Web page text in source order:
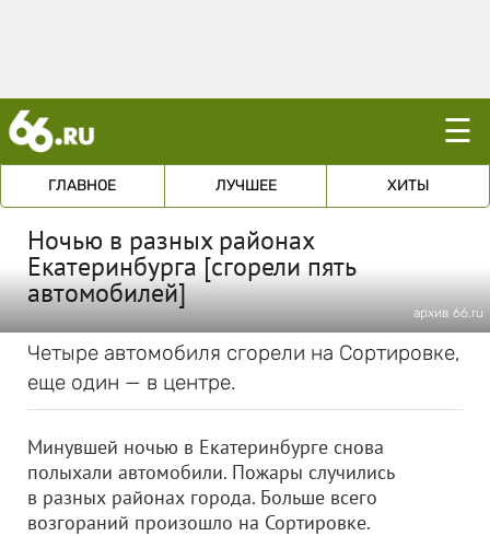
☰
ГЛАВНОЕ ЛУЧШЕЕ ХИТЫ
Ночью в разных районах
Екатеринбурга [сгорели пять
автомобилей]
архив 66.ru
Четыре автомобиля сгорели на Сортировке,
еще один — в центре.
Минувшей ночью в Екатеринбурге снова
полыхали автомобили. Пожары случились
в разных районах города. Больше всего
возгораний произошло на Сортировке.